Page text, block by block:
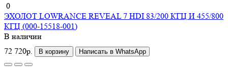
0
ЭХОЛОТ LOWRANCE REVEAL 7 HDI 83/200 КГЦ И 455/800
КГЦ (000-15518-001)
В наличии
72 720р.
В корзину Написать в WhatsApp